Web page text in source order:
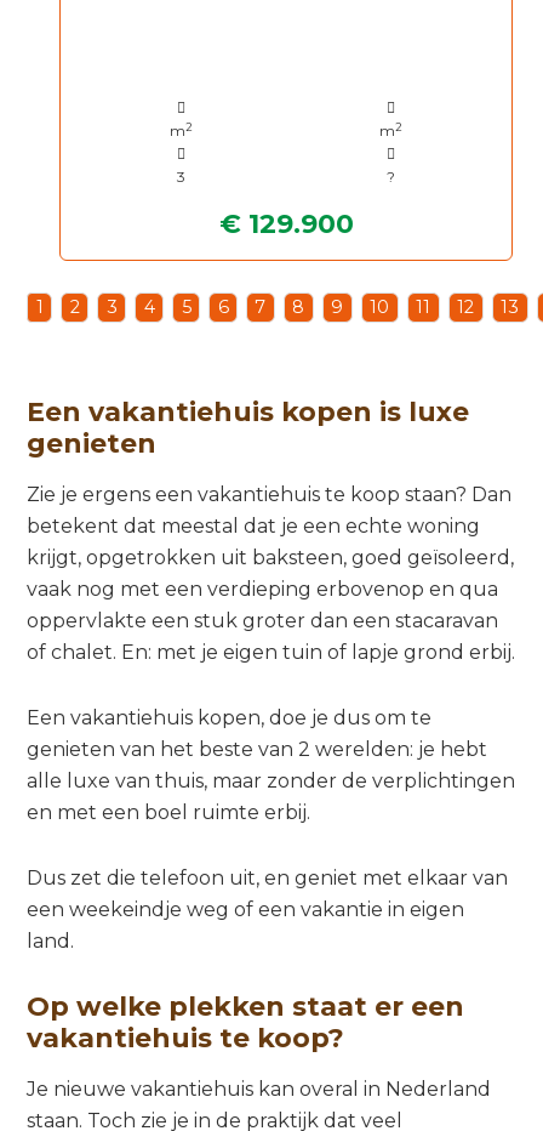
m2 m2
3 ?
€ 129.900
1 2 3 4 5 6 7 8 9 10 11 12 13
Een vakantiehuis kopen is luxe
genieten
Zie je ergens een vakantiehuis te koop staan? Dan
betekent dat meestal dat je een echte woning
krijgt, opgetrokken uit baksteen, goed geïsoleerd,
vaak nog met een verdieping erbovenop en qua
oppervlakte een stuk groter dan een stacaravan
of chalet. En: met je eigen tuin of lapje grond erbij.
Een vakantiehuis kopen, doe je dus om te
genieten van het beste van 2 werelden: je hebt
alle luxe van thuis, maar zonder de verplichtingen
en met een boel ruimte erbij.
Dus zet die telefoon uit, en geniet met elkaar van
een weekeindje weg of een vakantie in eigen
land.
Op welke plekken staat er een
vakantiehuis te koop?
Je nieuwe vakantiehuis kan overal in Nederland
staan. Toch zie je in de praktijk dat veel